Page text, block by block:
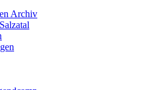
Archiv